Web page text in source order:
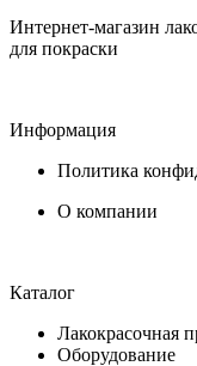
Интернет-магазин
для покраски
Информация
Политика
О компании
Каталог
Лакокрасочная
Оборудование